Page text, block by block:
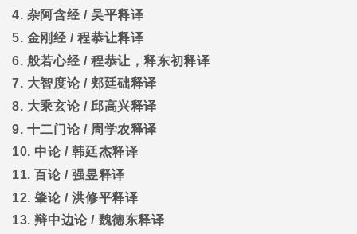
4. 杂阿含经/吴平释译
5. 金刚经/程恭让释译
6. 般若心经/程恭让，释东初释译
7. 大智度论/郏廷础释译
8. 大乘玄论/邱高兴释译
9. 十二门论/ 周学农释译
10. 中论/韩廷杰释译
11.百论/强昱释译
12.肇论/洪修平释译
13.辩中边论/ 魏德东释译